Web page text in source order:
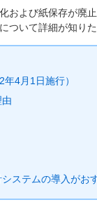
および紙保存が廃
ついて詳細が知り
4月1日施行）
ステムの導入がお